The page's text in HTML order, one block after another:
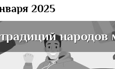
2025
народов